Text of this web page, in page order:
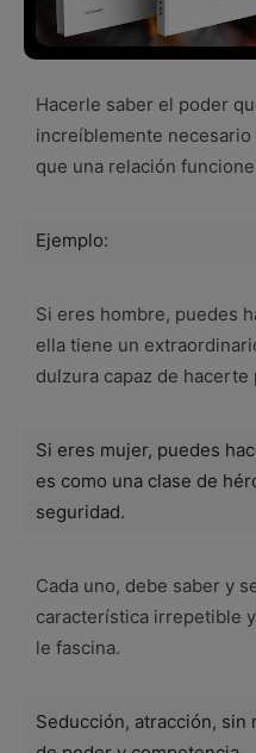
Hacerle saber el poder
increíblemente
que una relación
Ejemplo:
Si eres hombre, puedes
ella tiene un
dulzura capaz de hacerte
Si eres mujer, puedes
es como una clase de
seguridad.
Cada uno, debe saber y
característica irrepetible
le fascina.
Seducción, atracción, sin